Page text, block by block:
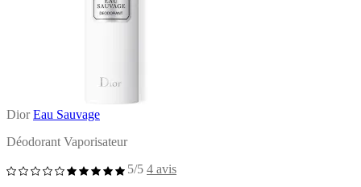
Dior Eau Sauvage
Déodorant Vaporisateur
5/5 4 avis